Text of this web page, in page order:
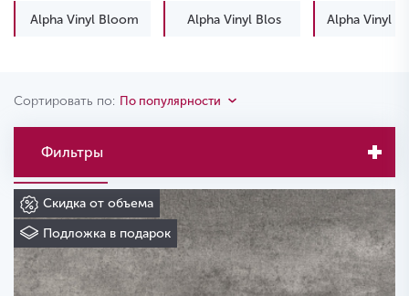
Alpha Vinyl Bloom Alpha Vinyl Blos Alpha Vinyl
Сортировать по: По популярности
Фильтры
Скидка от объема
Подложка в подарок